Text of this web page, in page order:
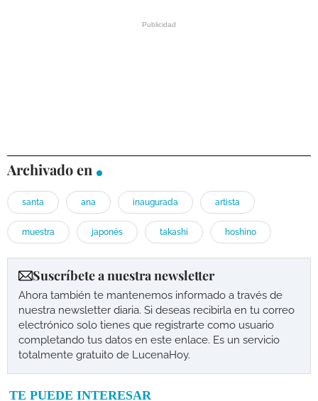
Archivado en
santa ana inaugurada artista
muestra japonés takashi hoshino
Suscríbete a nuestra newsletter
Ahora también te mantenemos informado a través de
nuestra newsletter diaria. Si deseas recibirla en tu correo
electrónico solo tienes que registrarte como usuario
completando tus datos en este enlace. Es un servicio
totalmente gratuito de LucenaHoy.
TE PUEDE INTERESAR